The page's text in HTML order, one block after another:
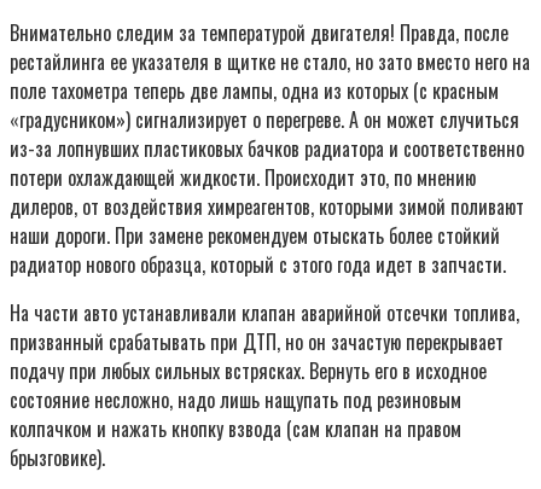
Внимательно следим за температурой двигателя! Правда, после
рестайлинга ее указателя в щитке не стало, но зато вместо него на
поле тахометра теперь две лампы, одна из которых (с красным
«градусником») сигнализирует о перегреве. А он может случиться
из-за лопнувших пластиковых бачков радиатора и соответственно
потери охлаждающей жидкости. Происходит это, по мнению
дилеров, от воздействия химреагентов, которыми зимой поливают
наши дороги. При замене рекомендуем отыскать более стойкий
радиатор нового образца, который с этого года идет в запчасти.
На части авто устанавливали клапан аварийной отсечки топлива,
призванный срабатывать при ДТП, но он зачастую перекрывает
подачу при любых сильных встрясках. Вернуть его в исходное
состояние несложно, надо лишь нащупать под резиновым
колпачком и нажать кнопку взвода (сам клапан на правом
брызговике).